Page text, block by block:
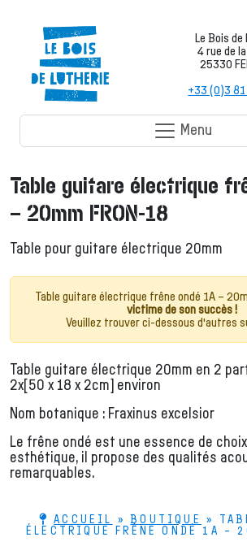
Le Bois de
4 rue de
25330
+33 (0)3
Menu
Table guitare électrique
– 20mm FRON-18
Table pour guitare électrique 20mm
Table guitare électrique frêne ondé 1A –
victime de son succès !
Veuillez trouver ci-dessous d'autres
Table guitare électrique 20mm en 2
2x[50 x 18 x 2cm] environ
Nom botanique : Fraxinus excelsior
Le frêne ondé est une essence de
esthétique, il propose des qualités
remarquables.
ACCUEIL »BOUTIQUE »
ÉLECTRIQUE FRÊNE ONDÉ 1A –